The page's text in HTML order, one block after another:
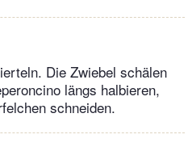
Die Zwiebel schälen
längs halbieren,
schneiden.